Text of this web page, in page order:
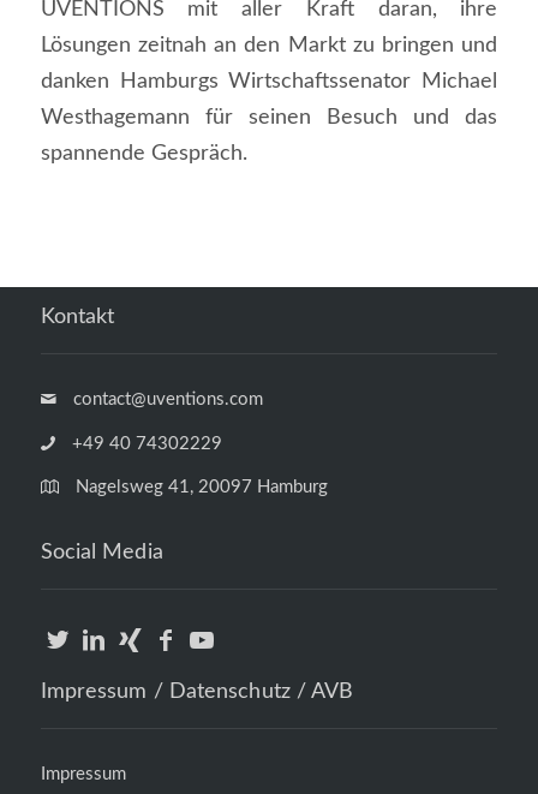
UVENTIONS mit aller Kraft daran, ihre
Lösungen zeitnah an den Markt zu bringen und
danken Hamburgs Wirtschaftssenator Michael
Westhagemann für seinen Besuch und das
spannende Gespräch.
Kontakt
contact@uventions.com
+49 40 74302229
Nagelsweg 41, 20097 Hamburg
Social Media
Impressum / Datenschutz / AVB
Impressum